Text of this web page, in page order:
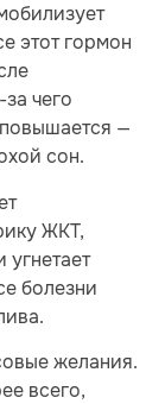
этот гормон
чего
повышается —
сон.
ЖКТ,
болезни
желания.
всего,